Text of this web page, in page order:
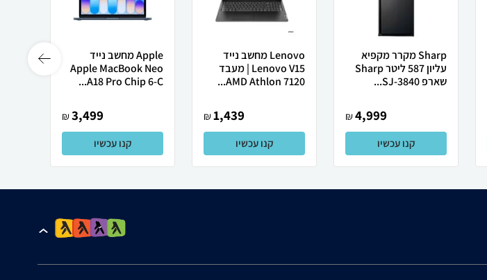
Sharp מקרר מקפיא
עליון 587 ליטר Sharp
שארפ SJ-3840...
4,999
₪
קנו עכשיו
Lenovo מחשב נייד
Lenovo V15 | מעבד
AMD Athlon 7120...
1,439
₪
קנו עכשיו
Apple מחשב נייד
Apple MacBook Neo
A18 Pro Chip 6-C...
3,499
₪
קנו עכשיו